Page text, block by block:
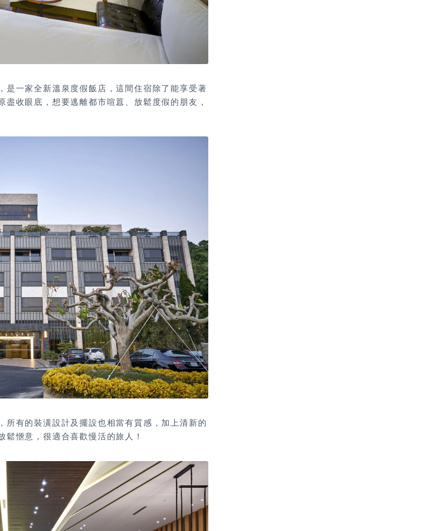
是一家全新溫泉度假飯店 ，這間住宿除了能享受著
收眼底，想要逃離都市喧囂、放鬆度假的朋友，
有的裝潢設計及擺設也相當有質感，加上清新的
鬆愜意，很適合喜歡慢活的旅人！